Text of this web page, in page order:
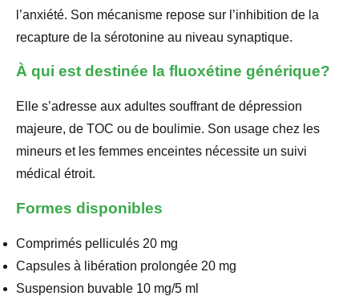
l’anxiété. Son mécanisme repose sur l’inhibition de la
recapture de la sérotonine au niveau synaptique.
À qui est destinée la fluoxétine générique?
Elle s’adresse aux adultes souffrant de dépression
majeure, de TOC ou de boulimie. Son usage chez les
mineurs et les femmes enceintes nécessite un suivi
médical étroit.
Formes disponibles
Comprimés pelliculés 20 mg
Capsules à libération prolongée 20 mg
Suspension buvable 10 mg/5 ml